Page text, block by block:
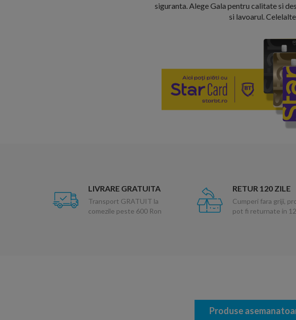
siguranta. Alege Gala pentru calitate si
si lavoarul.
LIVRARE GRATUITA
Transport GRATUIT la
comezile peste 600 Ron
RETUR 120 ZILE
Cumperi fara griji,
pot fi returnate in
Produse